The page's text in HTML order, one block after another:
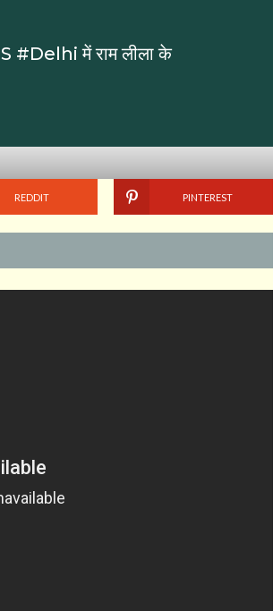
#Delhi में राम लीला के
REDDIT PINTEREST